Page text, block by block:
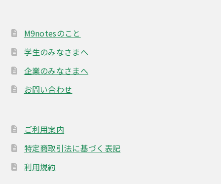
M9notesのこと
学生のみなさまへ
企業のみなさまへ
お問い合わせ
ご利用案内
特定商取引法に基づく表記
利用規約